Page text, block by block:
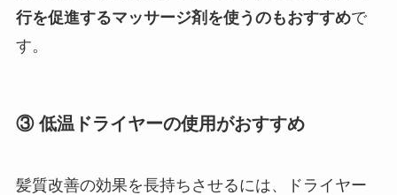
行を促進するマッサージ剤を使うのもおすすめで
す。
③ 低温ドライヤーの使用がおすすめ
髪質改善の効果を長持ちさせるには、ドライヤー